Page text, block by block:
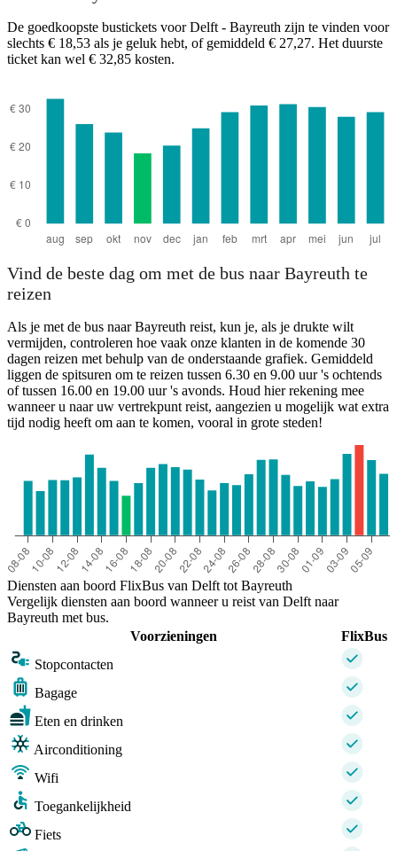
Bayreuth
De goedkoopste bustickets voor Delft - Bayreuth zijn te vinden voor
slechts € 18,53 als je geluk hebt, of gemiddeld € 27,27. Het duurste
ticket kan wel € 32,85 kosten.
Vind de beste dag om met de bus naar Bayreuth te
reizen
Als je met de bus naar Bayreuth reist, kun je, als je drukte wilt
vermijden, controleren hoe vaak onze klanten in de komende 30
dagen reizen met behulp van de onderstaande grafiek. Gemiddeld
liggen de spitsuren om te reizen tussen 6.30 en 9.00 uur 's ochtends
of tussen 16.00 en 19.00 uur 's avonds. Houd hier rekening mee
wanneer u naar uw vertrekpunt reist, aangezien u mogelijk wat extra
tijd nodig heeft om aan te komen, vooral in grote steden!
Diensten aan boord FlixBus van Delft tot Bayreuth
Vergelijk diensten aan boord wanneer u reist van Delft naar
Bayreuth met bus.
Voorzieningen
FlixBus
Stopcontacten
Bagage
Eten en drinken
Airconditioning
Wifi
Toegankelijkheid
Fiets